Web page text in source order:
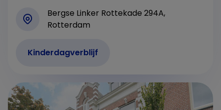
Bergse Linker Rottekade 294A,
Rotterdam
Kinderdagverblijf